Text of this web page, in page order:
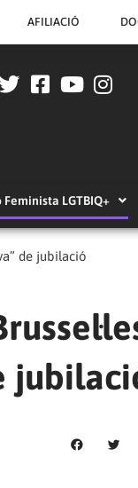
AFILIACIÓ
Feminista LGTBIQ+
de jubilació